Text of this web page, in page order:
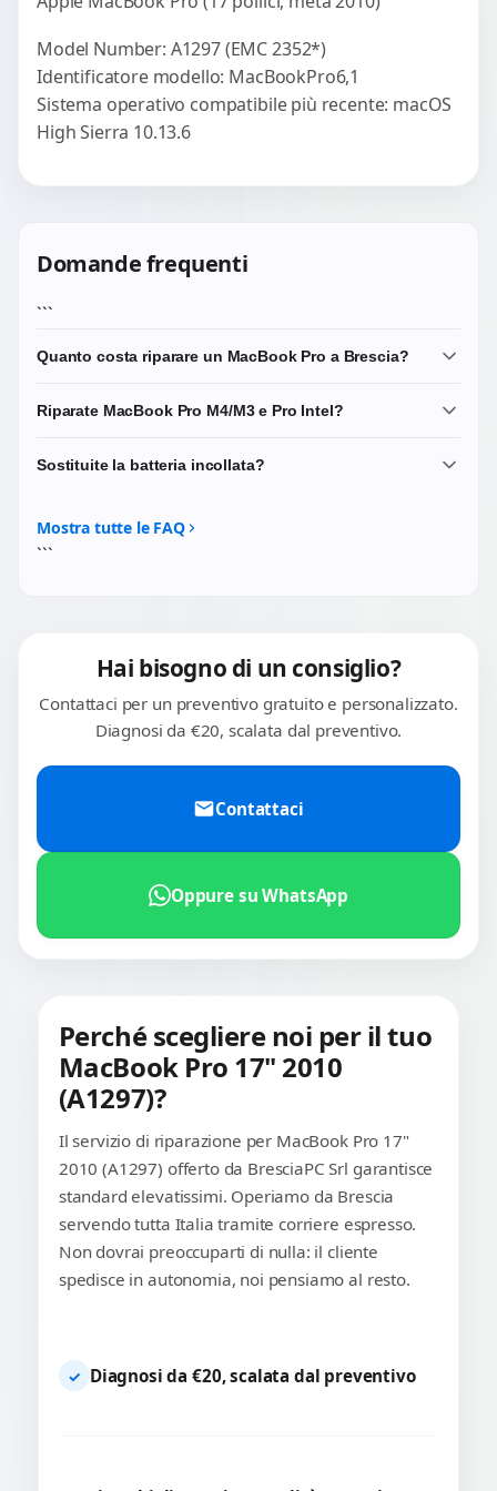
Model Number: A1297 (EMC 2352*)
Identificatore modello: MacBookPro6,1
Sistema operativo compatibile più recente: macOS
High Sierra 10.13.6
Domande frequenti
```
Quanto costa riparare un MacBook Pro a Brescia?
Liquid Retina XDR pannelli costano di piu. Microsoldering
Riparate MacBook Pro M4/M3 e Pro Intel?
Touch Bar 2016-2019, Retina 2012-2015, 17 legacy.
Sostituite la batteria incollata?
strip sicura. Garanzia 3 mesi.
Mostra tutte le FAQ
```
Hai bisogno di un consiglio?
Contattaci per un preventivo gratuito e personalizzato.
Diagnosi da €20, scalata dal preventivo.
Contattaci
Oppure su WhatsApp
Perché scegliere noi per il tuo
MacBook Pro 17" 2010
(A1297)?
Il servizio di riparazione per MacBook Pro 17"
2010 (A1297) offerto da BresciaPC Srl garantisce
standard elevatissimi. Operiamo da Brescia
servendo tutta Italia tramite corriere espresso.
Non dovrai preoccuparti di nulla: il cliente
spedisce in autonomia, noi pensiamo al resto.
✓ Diagnosi da €20, scalata dal preventivo